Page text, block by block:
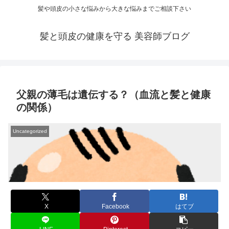
髪や頭皮の小さな悩みから大きな悩みまでご相談下さい
髪と頭皮の健康を守る 美容師ブログ
父親の薄毛は遺伝する？（血流と髪と健康
の関係）
Uncategorized
X Facebook はてブ